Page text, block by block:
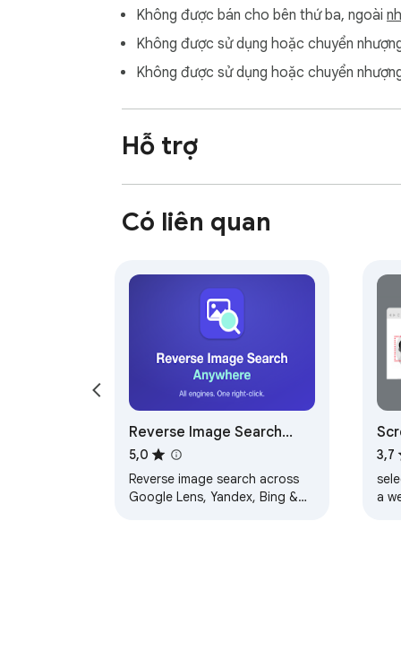
Không được bán cho bên thứ ba, ngoài
Không được sử dụng hoặc chuyển
Không được sử dụng hoặc chuyển
Hỗ trợ
Có liên quan
Reverse Image Search
Anywhere
5,0
Reverse image search across
Google Lens, Yandex, Bing &
3,7
a